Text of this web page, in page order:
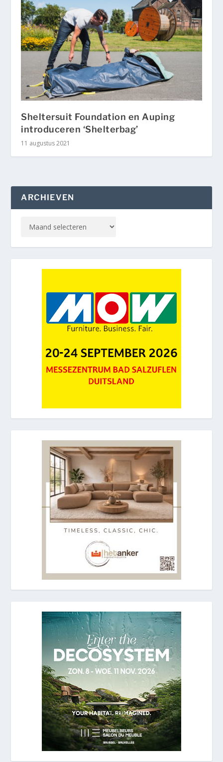
Sheltersuit Foundation en Auping
introduceren ‘Shelterbag’
11 augustus 2021
ARCHIEVEN